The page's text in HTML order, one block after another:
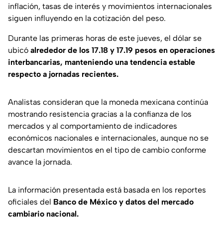
inflación, tasas de interés y movimientos internacionales
siguen influyendo en la cotización del peso.
Durante las primeras horas de este jueves, el dólar se
ubicó alrededor de los 17.18 y 17.19 pesos en operaciones
interbancarias, manteniendo una tendencia estable
respecto a jornadas recientes.
Analistas consideran que la moneda mexicana continúa
mostrando resistencia gracias a la confianza de los
mercados y al comportamiento de indicadores
económicos nacionales e internacionales, aunque no se
descartan movimientos en el tipo de cambio conforme
avance la jornada.
La información presentada está basada en los reportes
oficiales del Banco de México y datos del mercado
cambiario nacional.